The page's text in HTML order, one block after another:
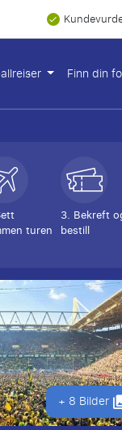
Finn din
turen
3. Bekreft
bestill
+ 8 Bilder